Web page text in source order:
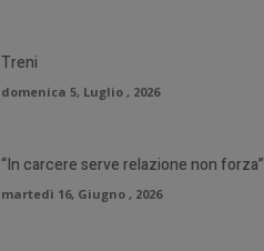
Treni
domenica 5, Luglio , 2026
“In carcere serve relazione non forza”
martedì 16, Giugno , 2026